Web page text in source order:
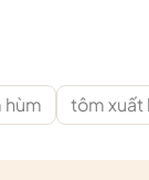
tôm xuất